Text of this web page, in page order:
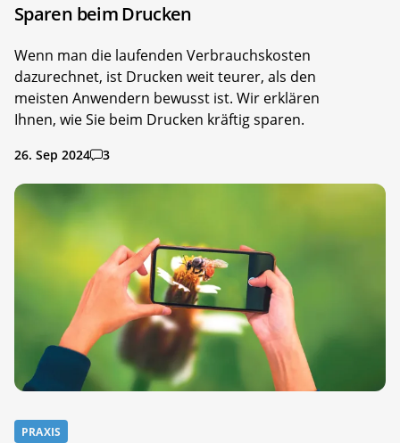
Sparen beim Drucken
Wenn man die laufenden Verbrauchskosten
dazurechnet, ist Drucken weit teurer, als den
meisten Anwendern bewusst ist. Wir erklären
Ihnen, wie Sie beim Drucken kräftig sparen.
26. Sep 2024 3
PRAXIS